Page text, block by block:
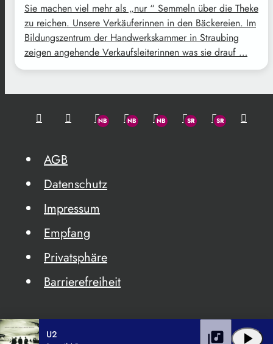
Sie machen viel mehr als „nur “ Semmeln über die Theke
zu reichen. Unsere Verkäuferinnen in den Bäckereien. Im
Bildungszentrum der Handwerkskammer in Straubing
zeigen angehende Verkaufsleiterinnen was sie drauf …
AGB
Datenschutz
Impressum
Empfang
Privatsphäre
Barrierefreiheit
U2 play_arrow
library_music